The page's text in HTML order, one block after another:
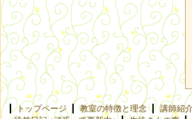
トップページ 教室の特徴と理念 講師紹